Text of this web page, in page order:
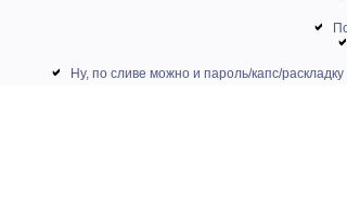
Ну, по сливе можно и пароль/капс/раскладку